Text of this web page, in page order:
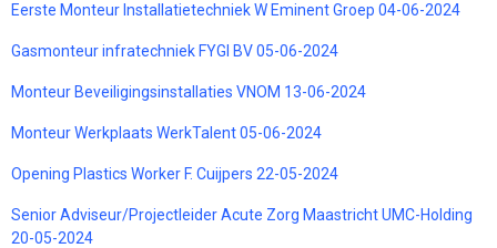
Eerste Monteur Installatietechniek W Eminent Groep 04-06-2024
Gasmonteur infratechniek FYGI BV 05-06-2024
Monteur Beveiligingsinstallaties VNOM 13-06-2024
Monteur Werkplaats WerkTalent 05-06-2024
Opening Plastics Worker F. Cuijpers 22-05-2024
Senior Adviseur/Projectleider Acute Zorg Maastricht UMC-Holding
20-05-2024